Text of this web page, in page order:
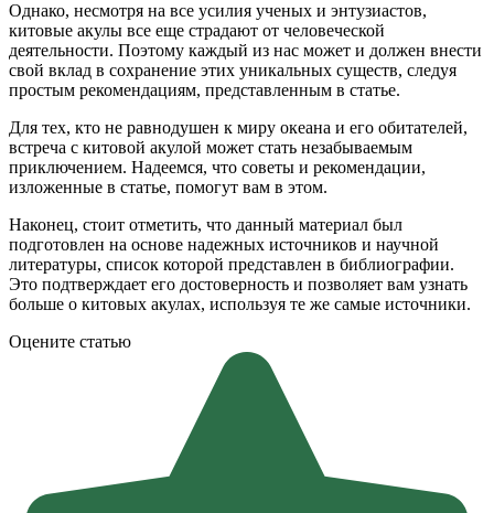
Однако, несмотря на все усилия ученых и энтузиастов,
китовые акулы все еще страдают от человеческой
деятельности. Поэтому каждый из нас может и должен внести
свой вклад в сохранение этих уникальных существ, следуя
простым рекомендациям, представленным в статье.
Для тех, кто не равнодушен к миру океана и его обитателей,
встреча с китовой акулой может стать незабываемым
приключением. Надеемся, что советы и рекомендации,
изложенные в статье, помогут вам в этом.
Наконец, стоит отметить, что данный материал был
подготовлен на основе надежных источников и научной
литературы, список которой представлен в библиографии.
Это подтверждает его достоверность и позволяет вам узнать
больше о китовых акулах, используя те же самые источники.
Оцените статью